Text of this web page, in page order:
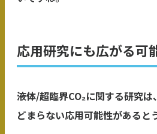
応用研究にも広がる可
――液体/超臨界CO₂に関する研究
どまらない応用可能性があると